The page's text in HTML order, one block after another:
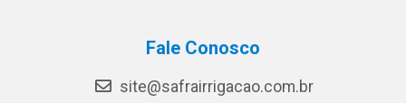
Fale Conosco
site@safrairrigacao.com.br